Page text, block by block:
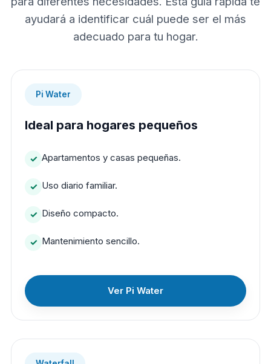
ayudará a identificar cuál puede ser el más
adecuado para tu hogar.
Pi Water
Ideal para hogares pequeños
Apartamentos y casas pequeñas.
Uso diario familiar.
Diseño compacto.
Mantenimiento sencillo.
Ver Pi Water